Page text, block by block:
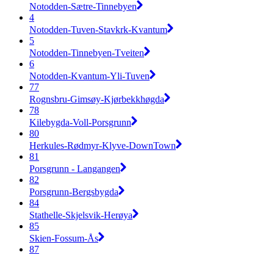
Notodden-Sætre-Tinnebyen
4
Notodden-Tuven-Stavkrk-Kvantum
5
Notodden-Tinnebyen-Tveiten
6
Notodden-Kvantum-Yli-Tuven
77
Rognsbru-Gimsøy-Kjørbekkhøgda
78
Kilebygda-Voll-Porsgrunn
80
Herkules-Rødmyr-Klyve-DownTown
81
Porsgrunn - Langangen
82
Porsgrunn-Bergsbygda
84
Stathelle-Skjelsvik-Herøya
85
Skien-Fossum-Ås
87